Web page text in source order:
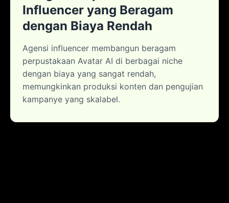
Influencer yang Beragam
dengan Biaya Rendah
Agensi influencer membangun beragam
perpustakaan Avatar AI di berbagai niche
dengan biaya yang sangat rendah,
memungkinkan produksi konten dan pengujian
kampanye yang skalabel.